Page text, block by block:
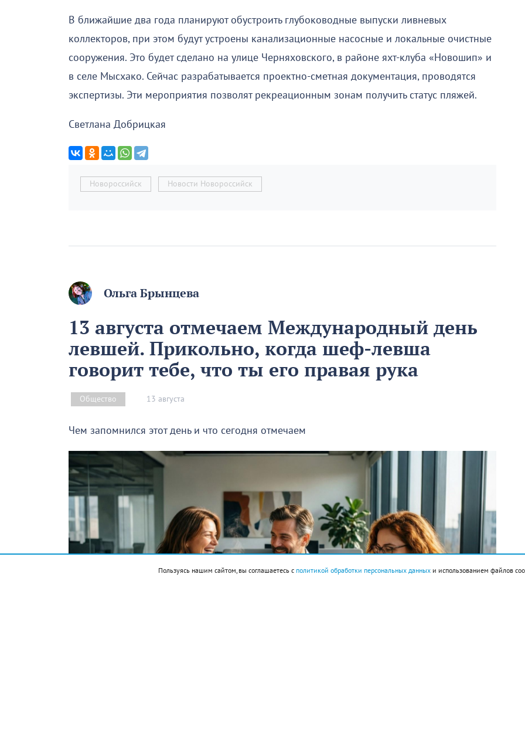
В ближайшие два года планируют обустроить глубоководные выпуски ливневых
коллекторов, при этом будут устроены канализационные насосные и локальные очистные
сооружения. Это будет сделано на улице Черняховского, в районе яхт-клуба «Новошип» и
в селе Мысхако. Сейчас разрабатывается проектно-сметная документация, проводятся
экспертизы. Эти мероприятия позволят рекреационным зонам получить статус пляжей.
Светлана Добрицкая
Новороссийск Новости Новороссийск
Ольга Брынцева
13 августа отмечаем Международный день
левшей. Прикольно, когда шеф-левша
говорит тебе, что ты его правая рука
Общество 13 августа
Чем запомнился этот день и что сегодня отмечаем
Пользуясь нашим сайтом, вы соглашаетесь с политикой обработки персональных данныхи использованием файлов